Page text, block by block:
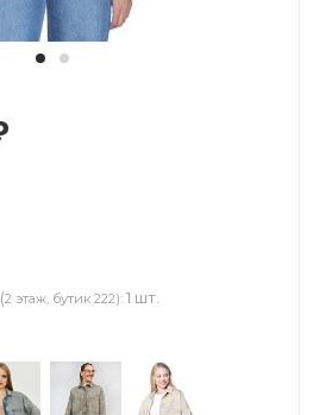
2 этаж, бутик 222): 1 шт.